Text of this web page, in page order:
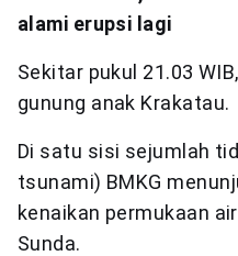
alami erupsi lagi
Sekitar pukul 21.03
gunung anak Krakatau.
Di satu sisi sejumlah
tsunami) BMKG
kenaikan permukaan
Sunda.